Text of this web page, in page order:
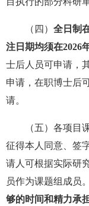
（四） 全日制
注日期均须在2026
士后人员可申请，
申请，在职博士后
请。
（五）各项目
征得本人同意、签
请人可根据实际研
员作为课题组成员。
够的时间和精力承